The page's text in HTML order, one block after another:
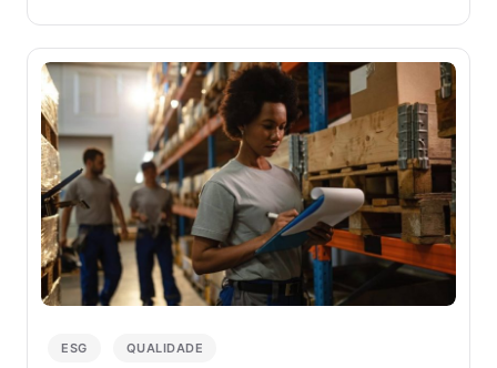
ESG QUALIDADE